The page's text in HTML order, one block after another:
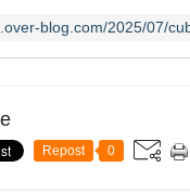
Repost 0